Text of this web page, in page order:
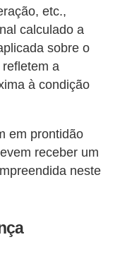
etc.,
calculado a
sobre o
a
à condição
em prontidão
receber um
neste